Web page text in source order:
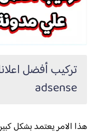
تركيب أفضل
adsense
هذا الامر يعتمد بشكل